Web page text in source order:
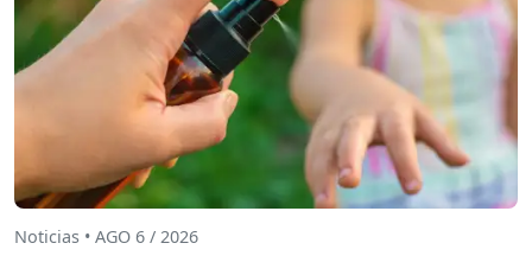
Noticias • AGO 6 / 2026